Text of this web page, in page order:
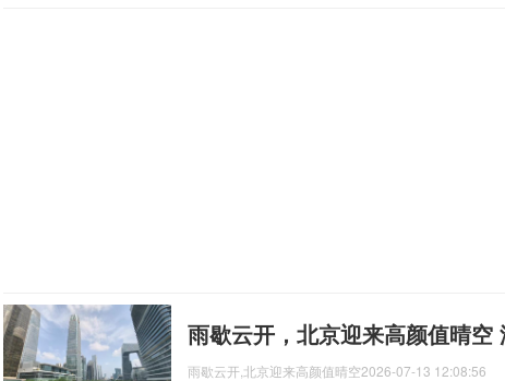
雨歇云开，北京迎来高颜值晴空
雨歇云开,北京迎来高颜值晴空2026-07-13 12:08:56